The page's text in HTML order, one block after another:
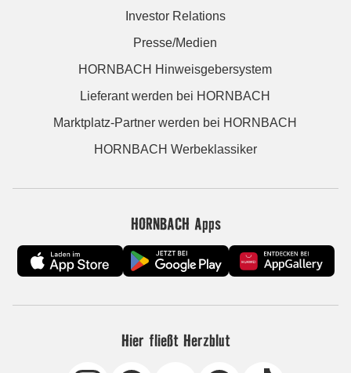
Investor Relations
Presse/Medien
HORNBACH Hinweisgebersystem
Lieferant werden bei HORNBACH
Marktplatz-Partner werden bei HORNBACH
HORNBACH Werbeklassiker
HORNBACH Apps
Hier fließt Herzblut